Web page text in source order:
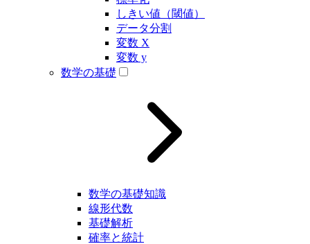
しきい値（閾値）
データ分割
変数 X
変数 y
数学の基礎
数学の基礎知識
線形代数
基礎解析
確率と統計